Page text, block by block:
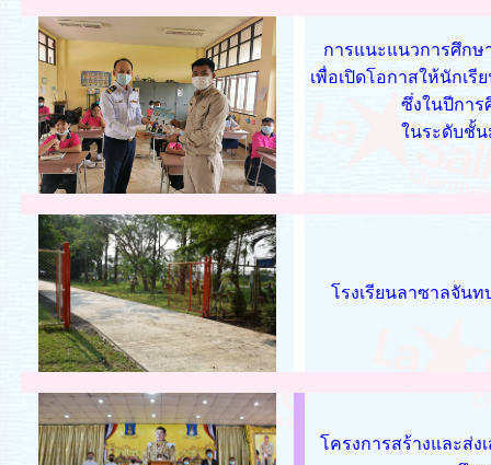
การแนะแนวการศึกษ
เพื่อเปิดโอกาสให้นักเ
ซึ่งในปีการ
ในระดับชั้น
โรงเรียนลาซาลจัน
โครงการสร้างและส่